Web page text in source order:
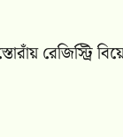
রেজিস্ট্রি